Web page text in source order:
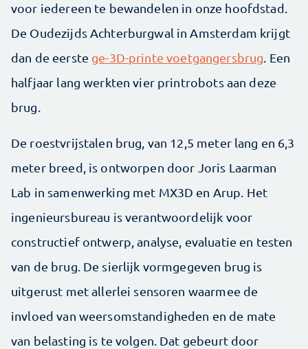
voor iedereen te bewandelen in onze hoofdstad.
De Oudezijds Achterburgwal in Amsterdam krijgt
dan de eerste ge-3D-printe voetgangersbrug. Een
halfjaar lang werkten vier printrobots aan deze
brug.
De roestvrijstalen brug, van 12,5 meter lang en 6,3
meter breed, is ontworpen door Joris Laarman
Lab in samenwerking met MX3D en Arup. Het
ingenieursbureau is verantwoordelijk voor
constructief ontwerp, analyse, evaluatie en testen
van de brug. De sierlijk vormgegeven brug is
uitgerust met allerlei sensoren waarmee de
invloed van weersomstandigheden en de mate
van belasting is te volgen. Dat gebeurt door